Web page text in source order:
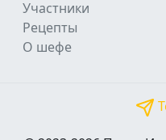
Участники
Рецепты
О шефе